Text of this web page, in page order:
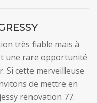
très fiable mais à
une rare opportunité
Si cette merveilleuse
de mettre en
renovation 77.